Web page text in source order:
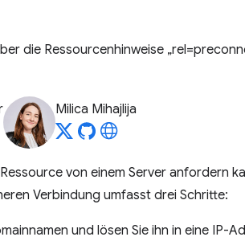
die Ressourcenhinweise
Milica Mihajlija
von einem Server anfordern
Verbindung umfasst drei Schritte:
und lösen Sie ihn in eine IP-